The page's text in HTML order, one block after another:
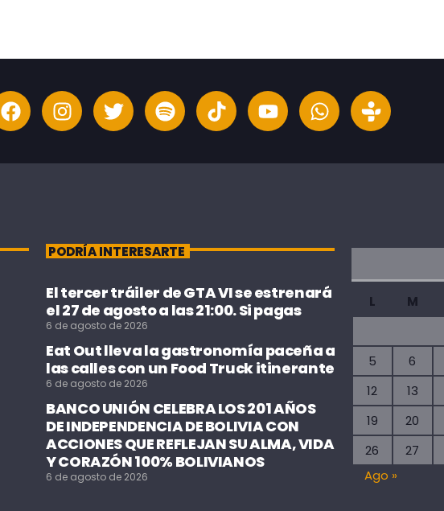
PODRÍA INTERESARTE
El tercer tráiler de GTA VI se estrenará
el 27 de agosto a las 21:00. Si pagas
6 de agosto de 2026
Eat Out lleva la gastronomía paceña a
las calles con un Food Truck itinerante
6 de agosto de 2026
BANCO UNIÓN CELEBRA LOS 201 AÑOS
DE INDEPENDENCIA DE BOLIVIA CON
ACCIONES QUE REFLEJAN SU ALMA, VIDA
Y CORAZÓN 100% BOLIVIANOS
6 de agosto de 2026
L M
5
6
12
13
19
20
26
27
Ago »